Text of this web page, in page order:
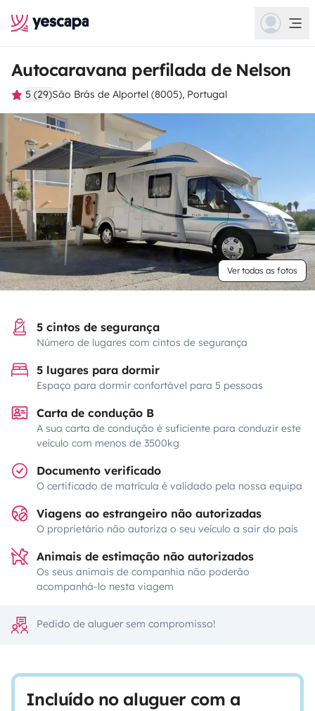
Autocaravana perfilada de Nelson
5 (29)São Brás de Alportel (8005), Portugal
Ver todas as fotos
5 cintos de segurança
Número de lugares com cintos de segurança
5 lugares para dormir
Espaço para dormir confortável para 5 pessoas
Carta de condução B
A sua carta de condução é suficiente para conduzir este
veículo com menos de 3500kg
Documento verificado
O certificado de matrícula é validado pela nossa equipa
Viagens ao estrangeiro não autorizadas
O proprietário não autoriza o seu veículo a sair do país
Animais de estimação não autorizados
Os seus animais de companhia não poderão
acompanhá-lo nesta viagem
Pedido de aluguer sem compromisso!
Incluído no aluguer com a